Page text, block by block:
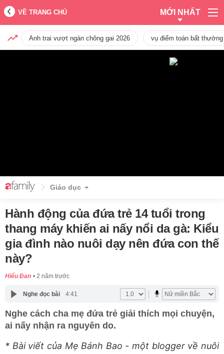
VỀ TRANG CHỦ MỚI NHẤT
Anh trai vượt ngàn chông gai 2026 vụ điểm toán bất
Giáo dục
Hành động của đứa trẻ 14 tuổi trong
thang máy khiến ai nấy nổi da gà: Kiểu
gia đình nào nuôi dạy nên đứa con thế
này?
Hiểu Đan 2 năm trước
Nghe đọc bài 4:41
Nghe cách cha mẹ đứa trẻ giải thích mọi chuyện,
ai nấy nhận ra nguyên do.
* Bài viết của Mẹ Bánh Bao - một blogger về nuôi